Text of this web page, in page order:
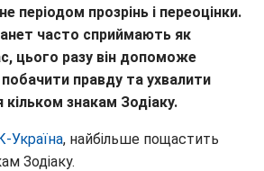
періодом прозрінь і переоцінки.
часто сприймають як
цього разу він допоможе
побачити правду та ухвалити
кільком знакам Зодіаку.
Україна, найбільше пощастить
Зодіаку.